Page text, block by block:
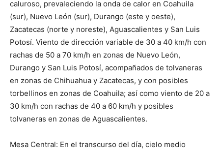
caluroso, prevaleciendo la onda de calor en Coahuila
(sur), Nuevo León (sur), Durango (este y oeste),
Zacatecas (norte y noreste), Aguascalientes y San Luis
Potosí. Viento de dirección variable de 30 a 40 km/h con
rachas de 50 a 70 km/h en zonas de Nuevo León,
Durango y San Luis Potosí, acompañados de tolvaneras
en zonas de Chihuahua y Zacatecas, y con posibles
torbellinos en zonas de Coahuila; así como viento de 20 a
30 km/h con rachas de 40 a 60 km/h y posibles
tolvaneras en zonas de Aguascalientes.
Mesa Central: En el transcurso del día, cielo medio